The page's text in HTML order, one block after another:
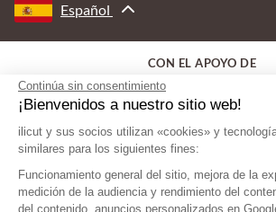
Continúa sin consentimiento
¡Bienvenidos a nuestro sitio web!
ilicut y sus socios utilizan «cookies» y
similares para los siguientes fines:
Funcionamiento general del sitio, mejora de la
medición de la audiencia y rendimiento del
del contenido, anuncios personalizados en
Español
CON EL APOYO DE